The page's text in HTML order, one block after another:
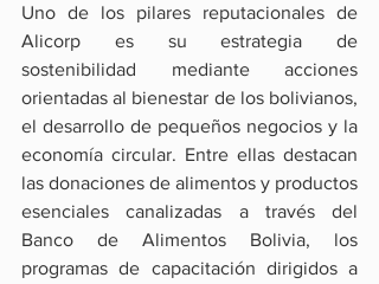
Uno de los pilares reputacionales de
Alicorp es su estrategia de
sostenibilidad mediante acciones
orientadas al bienestar de los bolivianos,
el desarrollo de pequeños negocios y la
economía circular. Entre ellas destacan
las donaciones de alimentos y productos
esenciales canalizadas a través del
Banco de Alimentos Bolivia, los
programas de capacitación dirigidos a